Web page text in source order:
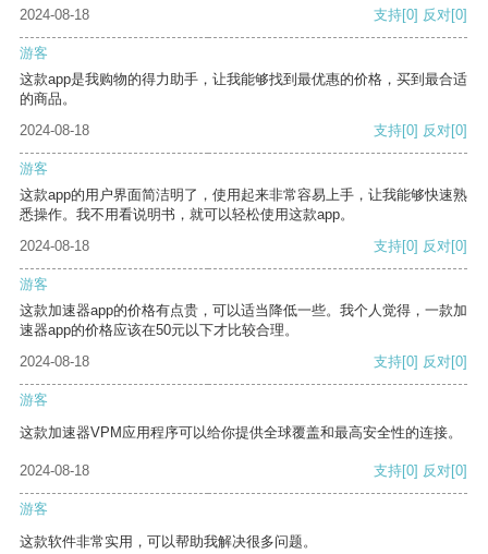
2024-08-18
支持[0] 反对[0]
游客
这款app是我购物的得力助手，让我能够找到最优惠的价格，买到最合适
的商品。
2024-08-18
支持[0] 反对[0]
游客
这款app的用户界面简洁明了，使用起来非常容易上手，让我能够快速熟
悉操作。我不用看说明书，就可以轻松使用这款app。
2024-08-18
支持[0] 反对[0]
游客
这款加速器app的价格有点贵，可以适当降低一些。我个人觉得，一款加
速器app的价格应该在50元以下才比较合理。
2024-08-18
支持[0] 反对[0]
游客
这款加速器VPM应用程序可以给你提供全球覆盖和最高安全性的连接。
2024-08-18 支持[0] 反对[0]
游客
这款软件非常实用，可以帮助我解决很多问题。